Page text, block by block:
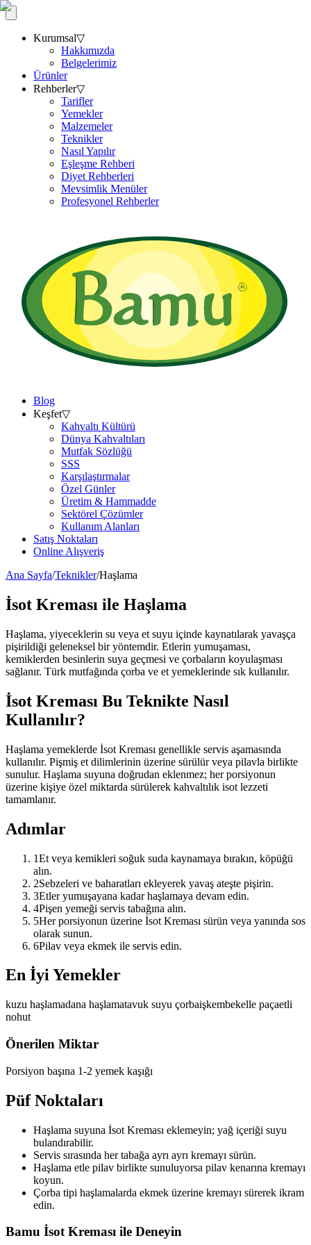
Kurumsal▽
Hakkımızda
Belgelerimiz
Ürünler
Rehberler▽
Tarifler
Yemekler
Malzemeler
Teknikler
Nasıl Yapılır
Eşleşme Rehberi
Diyet Rehberleri
Mevsimlik Menüler
Profesyonel Rehberler
Blog
Keşfet▽
Kahvaltı Kültürü
Dünya Kahvaltıları
Mutfak Sözlüğü
SSS
Karşılaştırmalar
Özel Günler
Üretim & Hammadde
Sektörel Çözümler
Kullanım Alanları
Satış Noktaları
Online Alışveriş
Ana Sayfa/Teknikler/Haşlama
İsot Kreması ile Haşlama
Haşlama, yiyeceklerin su veya et suyu içinde kaynatılarak yavaşça
pişirildiği geleneksel bir yöntemdir. Etlerin yumuşaması,
kemiklerden besinlerin suya geçmesi ve çorbaların koyulaşması
sağlanır. Türk mutfağında çorba ve et yemeklerinde sık kullanılır.
İsot Kreması Bu Teknikte Nasıl
Kullanılır?
Haşlama yemeklerde İsot Kreması genellikle servis aşamasında
kullanılır. Pişmiş et dilimlerinin üzerine sürülür veya pilavla birlikte
sunulur. Haşlama suyuna doğrudan eklenmez; her porsiyonun
üzerine kişiye özel miktarda sürülerek kahvaltılık isot lezzeti
tamamlanır.
Adımlar
1Et veya kemikleri soğuk suda kaynamaya bırakın, köpüğü
alın.
2Sebzeleri ve baharatları ekleyerek yavaş ateşte pişirin.
3Etler yumuşayana kadar haşlamaya devam edin.
4Pişen yemeği servis tabağına alın.
5Her porsiyonun üzerine İsot Kreması sürün veya yanında sos
olarak sunun.
6Pilav veya ekmek ile servis edin.
En İyi Yemekler
kuzu haşlamadana haşlamatavuk suyu çorbaişkembekelle paçaetli
nohut
Önerilen Miktar
Porsiyon başına 1-2 yemek kaşığı
Püf Noktaları
Haşlama suyuna İsot Kreması eklemeyin; yağ içeriği suyu
bulandırabilir.
Servis sırasında her tabağa ayrı ayrı kremayı sürün.
Haşlama etle pilav birlikte sunuluyorsa pilav kenarına kremayı
koyun.
Çorba tipi haşlamalarda ekmek üzerine kremayı sürerek ikram
edin.
Bamu İsot Kreması ile Deneyin